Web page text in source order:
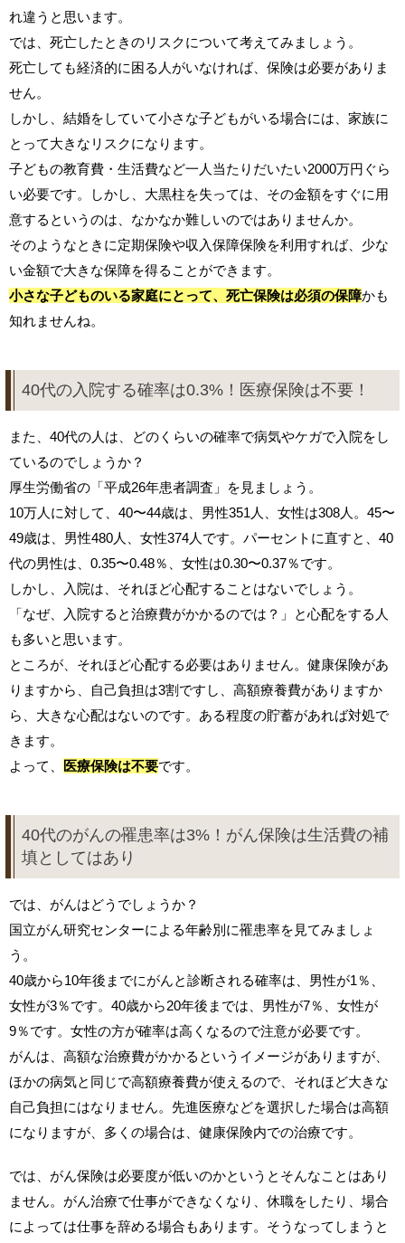
れ違うと思います。
では、死亡したときのリスクについて考えてみましょう。
死亡しても経済的に困る人がいなければ、保険は必要がありま
せん。
しかし、結婚をしていて小さな子どもがいる場合には、家族に
とって大きなリスクになります。
子どもの教育費・生活費など一人当たりだいたい2000万円ぐら
い必要です。しかし、大黒柱を失っては、その金額をすぐに用
意するというのは、なかなか難しいのではありませんか。
そのようなときに定期保険や収入保障保険を利用すれば、少な
い金額で大きな保障を得ることができます。
小さな子どものいる家庭にとって、死亡保険は必須の保障かも
知れませんね。
40代の入院する確率は0.3%！医療保険は不要！
また、40代の人は、どのくらいの確率で病気やケガで入院をし
ているのでしょうか？
厚生労働省の「平成26年患者調査」を見ましょう。
10万人に対して、40〜44歳は、男性351人、女性は308人。45〜
49歳は、男性480人、女性374人です。パーセントに直すと、40
代の男性は、0.35〜0.48％、女性は0.30〜0.37％です。
しかし、入院は、それほど心配することはないでしょう。
「なぜ、入院すると治療費がかかるのでは？」と心配をする人
も多いと思います。
ところが、それほど心配する必要はありません。健康保険があ
りますから、自己負担は3割ですし、高額療養費がありますか
ら、大きな心配はないのです。ある程度の貯蓄があれば対処で
きます。
よって、
医療保険は不要です。
40代のがんの罹患率は3%！がん保険は生活費の補
填としてはあり
では、がんはどうでしょうか？
国立がん研究センターによる年齢別に罹患率を見てみましょ
う。
40歳から10年後までにがんと診断される確率は、男性が1％、
女性が3％です。40歳から20年後までは、男性が7％、女性が
9％です。女性の方が確率は高くなるので注意が必要です。
がんは、高額な治療費がかかるというイメージがありますが、
ほかの病気と同じで高額療養費が使えるので、それほど大きな
自己負担にはなりません。先進医療などを選択した場合は高額
になりますが、多くの場合は、健康保険内での治療です。
では、がん保険は必要度が低いのかというとそんなことはあり
ません。がん治療で仕事ができなくなり、休職をしたり、場合
によっては仕事を辞める場合もあります。そうなってしまうと